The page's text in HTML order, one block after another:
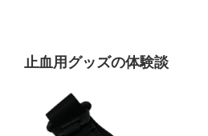
止血用グッズの体験談